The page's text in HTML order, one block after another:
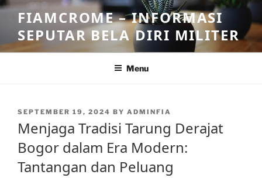
Skip
content
FIAMCROME – INFORMASI
SEPUTAR BELA DIRI MILITER
Menu
POSTED
SEPTEMBER 19, 2024 BY ADMINFIA
Menjaga Tradisi Tarung Derajat
Bogor dalam Era Modern:
Tantangan dan Peluang